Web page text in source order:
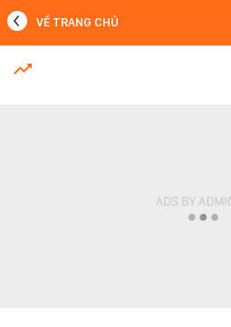
MỚI NHẤT
VỀ TRANG CHỦ